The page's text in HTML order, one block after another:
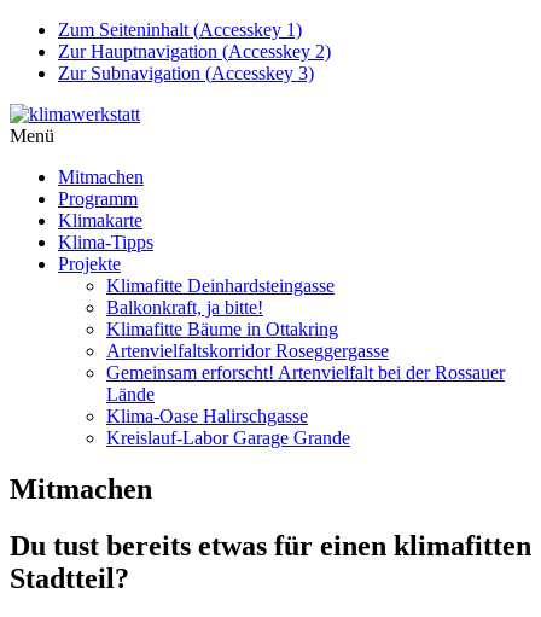
Zum Seiteninhalt (Accesskey 1)
Zur Hauptnavigation (Accesskey 2)
Zur Subnavigation (Accesskey 3)
Menü
Mitmachen
Programm
Klimakarte
Klima-Tipps
Projekte
Klimafitte Deinhardsteingasse
Balkonkraft, ja bitte!
Klimafitte Bäume in Ottakring
Artenvielfaltskorridor Roseggergasse
Gemeinsam erforscht! Artenvielfalt bei der Rossauer
Lände
Klima-Oase Halirschgasse
Kreislauf-Labor Garage Grande
Mitmachen
Du tust bereits etwas für einen klimafitten
Stadtteil?